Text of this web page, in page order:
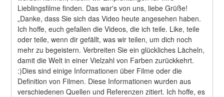
Lieblingsfilme finden. Das war's von uns, liebe Grüße!
„Danke, dass Sie sich das Video heute angesehen haben.
Ich hoffe, euch gefallen die Videos, die ich teile. Like, teile
oder teile, wenn dir gefällt, was wir teilen, um dich noch
mehr zu begeistern. Verbreiten Sie ein glückliches Lächeln,
damit die Welt in einer Vielzahl von Farben zurückkehrt.
:)Dies sind einige Informationen über Filme oder die
Definition von Filmen. Diese Informationen wurden aus
verschiedenen Quellen und Referenzen zitiert. Ich hoffe, es